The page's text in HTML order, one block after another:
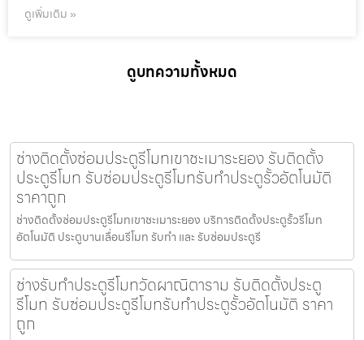
ดูเพิ่มเติม »
ดูบทความทั้งหมด
ช่างติดตั้งซ่อมประตูรีโมทเขาชะเมาระยอง รับติดตั้ง
ประตูรีโมท รับซ่อมประตูรีโมทรับทำประตูรั้วอัตโนมัติ
ราคาถูก
ช่างติดตั้งซ่อมประตูรีโมทเขาชะเมาระยอง บริการติดตั้งประตูรั้วรีโมท
อัตโนมัติ ประตูบานเลื่อนรีโมท รับทำ และ รับซ่อมประตูรี
ช่างรับทำประตูรีโมทวัดผาณิตาราม รับติดตั้งประตู
รีโมท รับซ่อมประตูรีโมทรับทำประตูรั้วอัตโนมัติ ราคา
ถูก